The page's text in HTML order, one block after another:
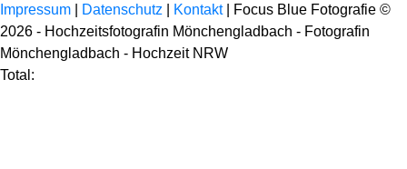
Impressum
Datenschutz Kontakt| Focus Blue Fotografie ©
2026 - Hochzeitsfotografin Mönchengladbach - Fotografin
Mönchengladbach - Hochzeit NRW
Total: